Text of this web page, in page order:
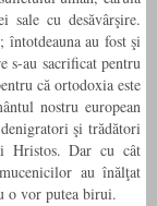
cu desăvârşire.
au fost şi
s-au sacrificat pentru
că ortodoxia este
nostru european
şi trădători
Hristos. Dar cu cât
au înălţat
o vor putea birui.